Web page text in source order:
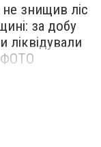
знищив ліс
за добу
ліквідували